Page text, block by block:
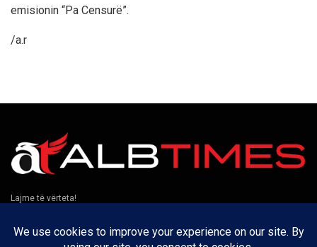
emisionin “Pa Censurë”.
/a.r
Lajme të vërteta!
Të tjera